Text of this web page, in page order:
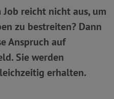
Job reicht nicht aus, um
zu bestreiten? Dann
Anspruch auf
Sie werden
erhalten.